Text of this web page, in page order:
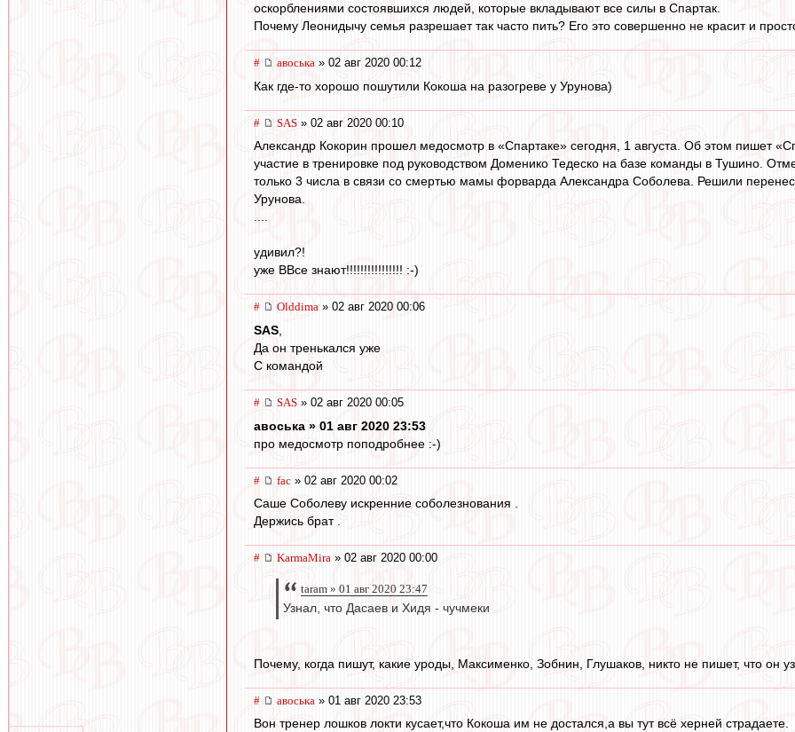
оскорблениями состоявшихся людей, которые вкладывают все силы в Спартак.
Почему Леонидычу семья разрешает так часто пить? Его это совершенно не красит и
# авоська » 02 авг 2020 00:12
Как где-то хорошо пошутили Кокоша на разогреве у Урунова)
# SAS » 02 авг 2020 00:10
Александр Кокорин прошел медосмотр в «Спартаке» сегодня, 1 августа. Об этом пишет
участие в тренировке под руководством Доменико Тедеско на базе команды в Тушино.
только 3 числа в связи со смертью мамы форварда Александра Соболева. Решили
Урунова.
....
удивил?!
уже ВВсе знают!!!!!!!!!!!!!!!! :-)
# Olddima » 02 авг 2020 00:06
SAS
Да он тренькался уже
С командой
# SAS » 02 авг 2020 00:05
авоська » 01 авг 2020 23:53
про медосмотр поподробнее :-)
# fac » 02 авг 2020 00:02
Саше Соболеву искренние соболезнования .
Держись брат .
# KarmaMira » 02 авг 2020 00:00
taram » 01 авг 2020 23:47
Узнал, что Дасаев и Хидя - чучмеки
Почему, когда пишут, какие уроды, Максименко, Зобнин, Глушаков, никто не пишет, что он
# авоська » 01 авг 2020 23:53
Вон тренер лошков локти кусает,что Кокоша им не достался,а вы тут всё херней страдаете.